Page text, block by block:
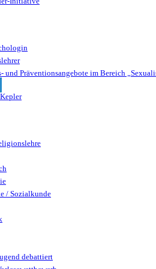
und Präventionsangebote im Bereich
/ Sozialkunde
debattiert